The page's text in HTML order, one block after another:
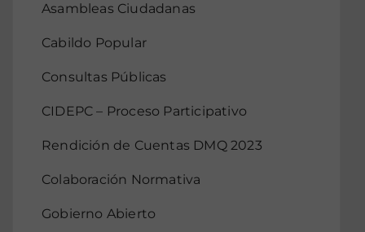
Asambleas Ciudadanas
Cabildo Popular
Consultas Públicas
CIDEPC – Proceso Participativo
Rendición de Cuentas DMQ 2023
Colaboración Normativa
Gobierno Abierto